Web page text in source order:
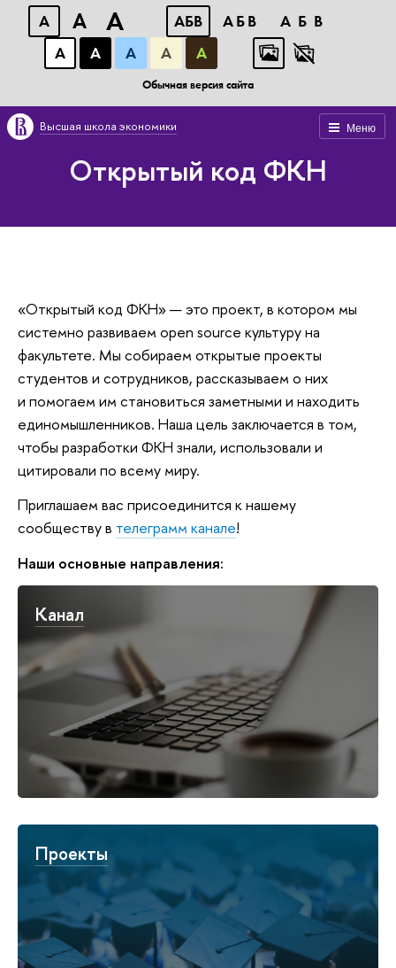
A A A АБВ АБВ
АБВ
А
А А А А
Обычная версия сайта
Меню
Высшая школа экономики
Открытый код ФКН
«Открытый код ФКН» — это проект, в котором мы
системно развиваем open source культуру на
факультете. Мы собираем открытые проекты
студентов и сотрудников, рассказываем о них
и помогаем им становиться заметными и находить
единомышленников. Наша цель заключается в том,
чтобы разработки ФКН знали, использовали и
цитировали по всему миру.
Приглашаем вас присоединится к нашему
сообществу в телеграмм канале!
Наши основные направления:
Канал
Проекты